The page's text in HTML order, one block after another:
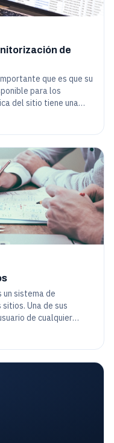
de
que es que su
para los
del sitio tiene una
en los motores de
tales
un sistema de
Una de sus
de cualquier
las notificaciones y